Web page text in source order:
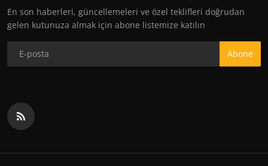
En son haberleri, güncellemeleri ve özel teklifleri doğrudan
gelen kutunuza almak için abone listemize katılın
Abone